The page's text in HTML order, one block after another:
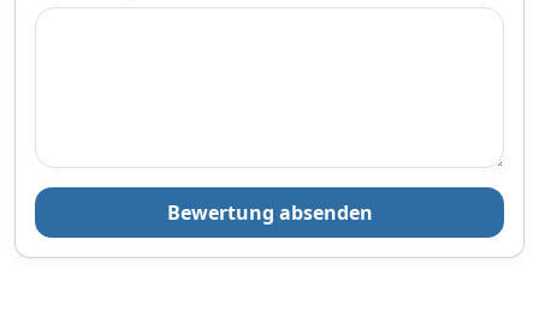
Terminvereinbarung mit der
Kartonkanten oder
Folienkanten sowie spitzen
Metallklammern.Verpackung
Bewertung absenden